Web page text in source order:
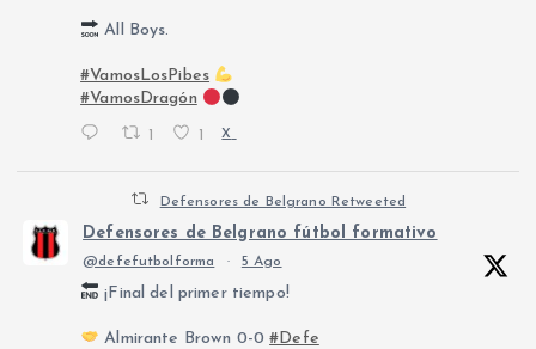
All Boys.
#VamosLosPibes
#VamosDragón
1 1 X
Defensores de Belgrano Retweeted
Defensores de Belgrano fútbol formativo
@defefutbolforma · 5 Ago
¡Final del primer tiempo!
Almirante Brown 0-0#Defe